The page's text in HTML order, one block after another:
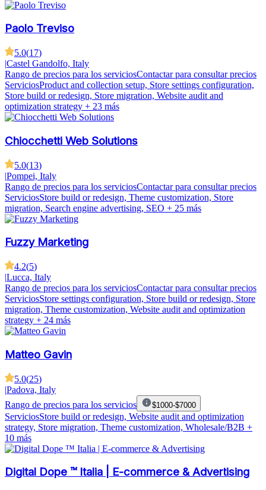
Paolo Treviso
5.0(17)
|Castel Gandolfo, Italy
Rango de precios para los serviciosContactar para consultar precios
ServiciosProduct and collection setup, Store settings configuration,
Store build or redesign, Store migration, Website audit and
optimization strategy + 23 más
Chiocchetti Web Solutions
5.0(13)
|Pompei, Italy
Rango de precios para los serviciosContactar para consultar precios
ServiciosStore build or redesign, Theme customization, Store
migration, Search engine advertising, SEO + 25 más
Fuzzy Marketing
4.2(5)
|Lucca, Italy
Rango de precios para los serviciosContactar para consultar precios
ServiciosStore settings configuration, Store build or redesign, Store
migration, Theme customization, Website audit and optimization
strategy + 24 más
Matteo Gavin
5.0(25)
|Padova, Italy
Rango de precios para los servicios
$1000-$7000
ServiciosStore build or redesign, Website audit and optimization
strategy, Store migration, Theme customization, Wholesale/B2B +
10 más
Digital Dope ™ Italia | E-commerce & Advertising